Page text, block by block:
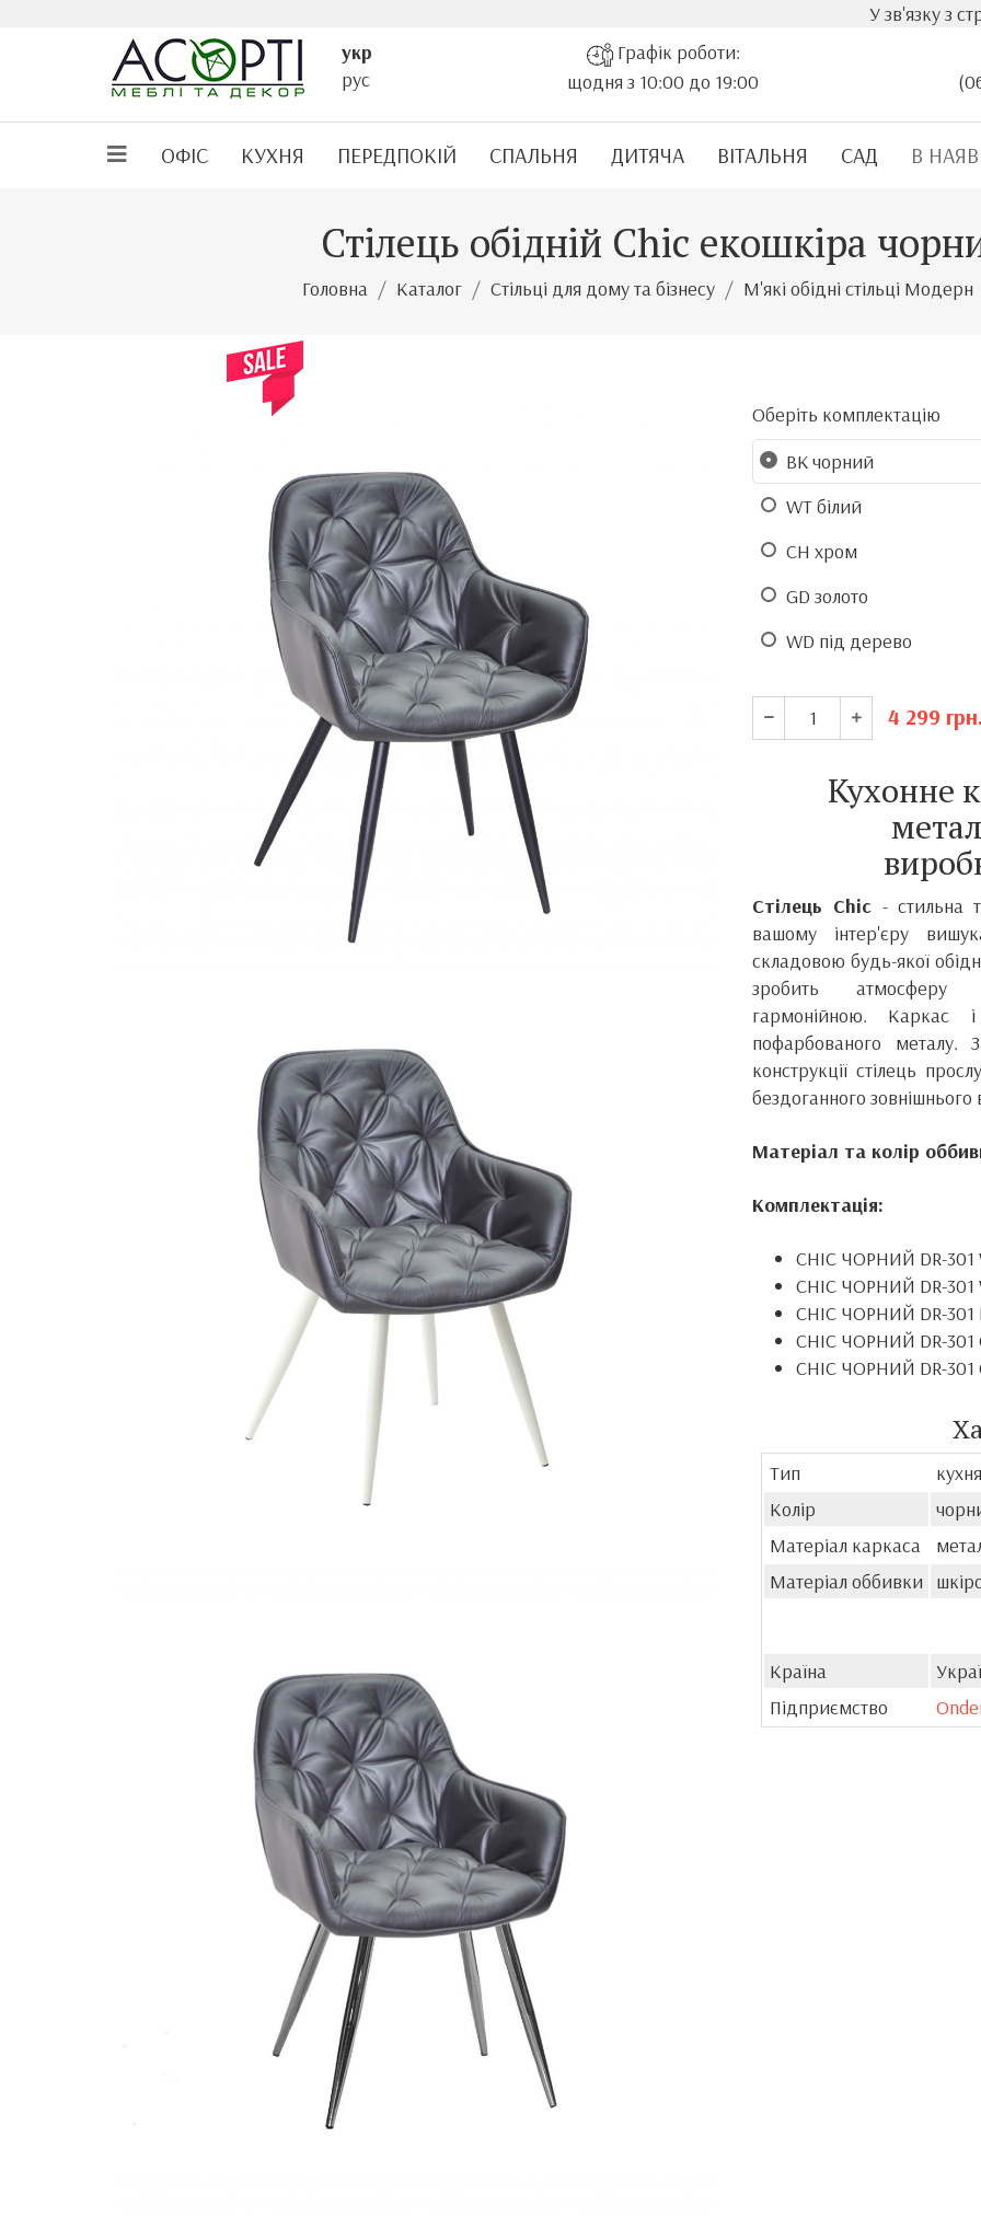
У зв'язку з
укр
рус
Графік роботи:
щодня з 10:00 до 19:00
ОФІС КУХНЯ ПЕРЕДПОКІЙ СПАЛЬНЯ ДИТЯЧА ВІТАЛЬНЯ САД В
Стілець обідній Chic екошкіра
Головна Каталог Стільці для дому та бізнесу М'які обідні стільці Модерн
Оберіть комплектацію
BK чорний
WT білий
CH хром
GD золото
WD під дерево
4 299 грн.
Кухонне
Стілець Chic - стильна
вашому інтер'єру
складовою будь-якої
зробить
гармонійною. Каркас
пофарбованого металу.
конструкції стілець
бездоганного зовнішнього
Матеріал та колір
Комплектація:
CHIC ЧОРНИЙ DR-301
CHIC ЧОРНИЙ DR-301
CHIC ЧОРНИЙ DR-301
CHIC ЧОРНИЙ DR-301
CHIC ЧОРНИЙ DR-301
Тип
Колір
Матеріал каркаса
Матеріал оббивки
Країна
Підприємство